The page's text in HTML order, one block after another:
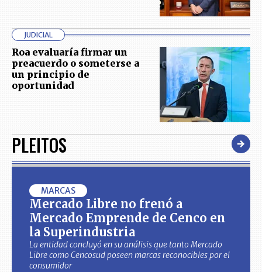
JUDICIAL
Roa evaluaría firmar un
preacuerdo o someterse a
un principio de
oportunidad
PLEITOS
MARCAS
Mercado Libre no frenó a
Mercado Emprende de Cenco en
la Superindustria
La entidad concluyó en su análisis que tanto Mercado
Libre como Cencosud poseen marcas reconocibles por el
consumidor